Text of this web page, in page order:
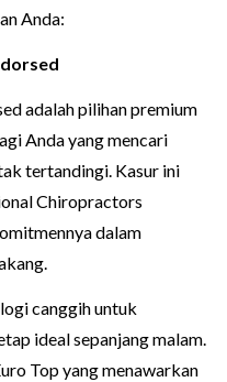
Anda:
adalah pilihan premium
Anda yang mencari
tertandingi. Kasur ini
Chiropractors
dalam
canggih untuk
ideal sepanjang malam.
Top yang menawarkan